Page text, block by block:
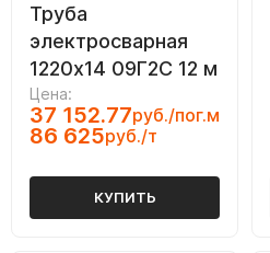
Труба
электросварная
1220х14 09Г2С 12 м
Цена:
37 152.77руб./пог.м
86 625руб./т
КУПИТЬ